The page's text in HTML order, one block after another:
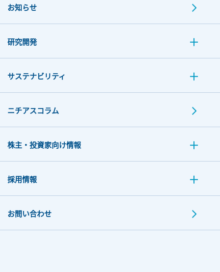
お知らせ
研究開発
サステナビリティ
ニチアスコラム
株主・投資家向け情報
採用情報
お問い合わせ